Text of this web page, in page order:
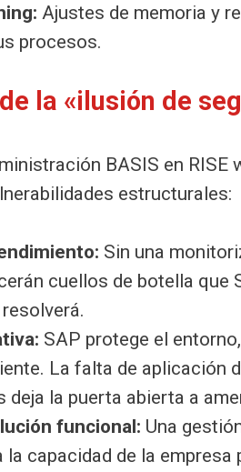
Ajustes de memoria y
procesos.
la «ilusión de
BASIS en RISE
estructurales:
Sin una
cuellos de botella que
SAP protege el
La falta de aplicación
deja la puerta abierta a
funcional: Una
capacidad de la empresa